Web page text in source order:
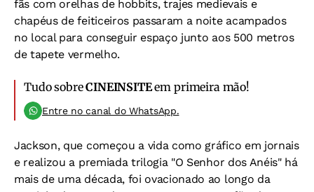
fãs com orelhas de hobbits, trajes medievais e
chapéus de feiticeiros passaram a noite acampados
no local para conseguir espaço junto aos 500 metros
de tapete vermelho.
Tudo sobreCINEINSITEem primeira mão!
Entre no canal do WhatsApp.
Jackson, que começou a vida como gráfico em jornais
e realizou a premiada trilogia "O Senhor dos Anéis" há
mais de uma década, foi ovacionado ao longo da